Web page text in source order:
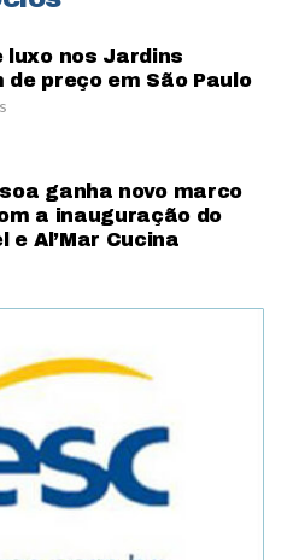
luxo nos Jardins
de preço em São Paulo
ganha novo marco
a inauguração do
e Al’Mar Cucina